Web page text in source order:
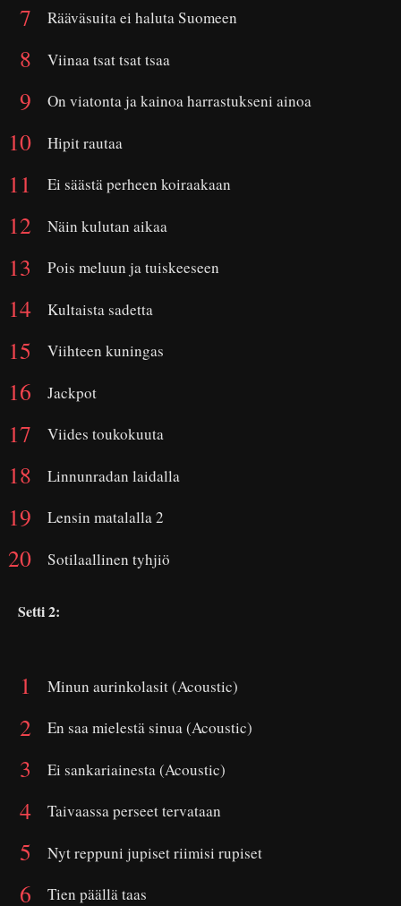
Rääväsuita ei haluta Suomeen
Viinaa tsat tsat tsaa
On viatonta ja kainoa harrastukseni ainoa
Hipit rautaa
Ei säästä perheen koiraakaan
Näin kulutan aikaa
Pois meluun ja tuiskeeseen
Kultaista sadetta
Viihteen kuningas
Jackpot
Viides toukokuuta
Linnunradan laidalla
Lensin matalalla 2
Sotilaallinen tyhjiö
Setti 2:
Minun aurinkolasit (Acoustic)
En saa mielestä sinua (Acoustic)
Ei sankariainesta (Acoustic)
Taivaassa perseet tervataan
Nyt reppuni jupiset riimisi rupiset
Tien päällä taas